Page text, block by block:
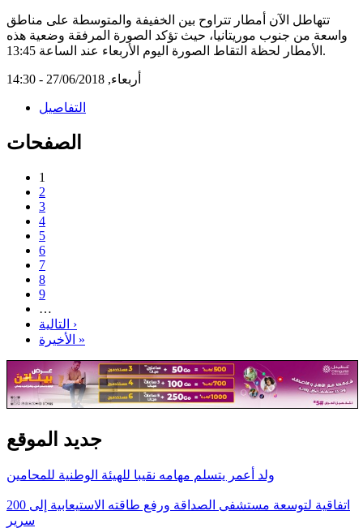
تتهاطل الآن أمطار تتراوح بين الخفيفة والمتوسطة على مناطق
واسعة من جنوب موريتانيا، حيث تؤكد الصورة المرفقة وضعية هذه
الأمطار لحظة التقاط الصورة اليوم الأربعاء عند الساعة 13:45.
أربعاء, 27/06/2018 - 14:30
التفاصيل
الصفحات
1
2
3
4
5
6
7
8
9
…
التالية ›
الأخيرة »
جديد الموقع
ولد أعمر يتسلم مهامه نقيبا للهيئة الوطنية للمحامين
اتفاقية لتوسعة مستشفى الصداقة ورفع طاقته الاستيعابية إلى 200
سرير